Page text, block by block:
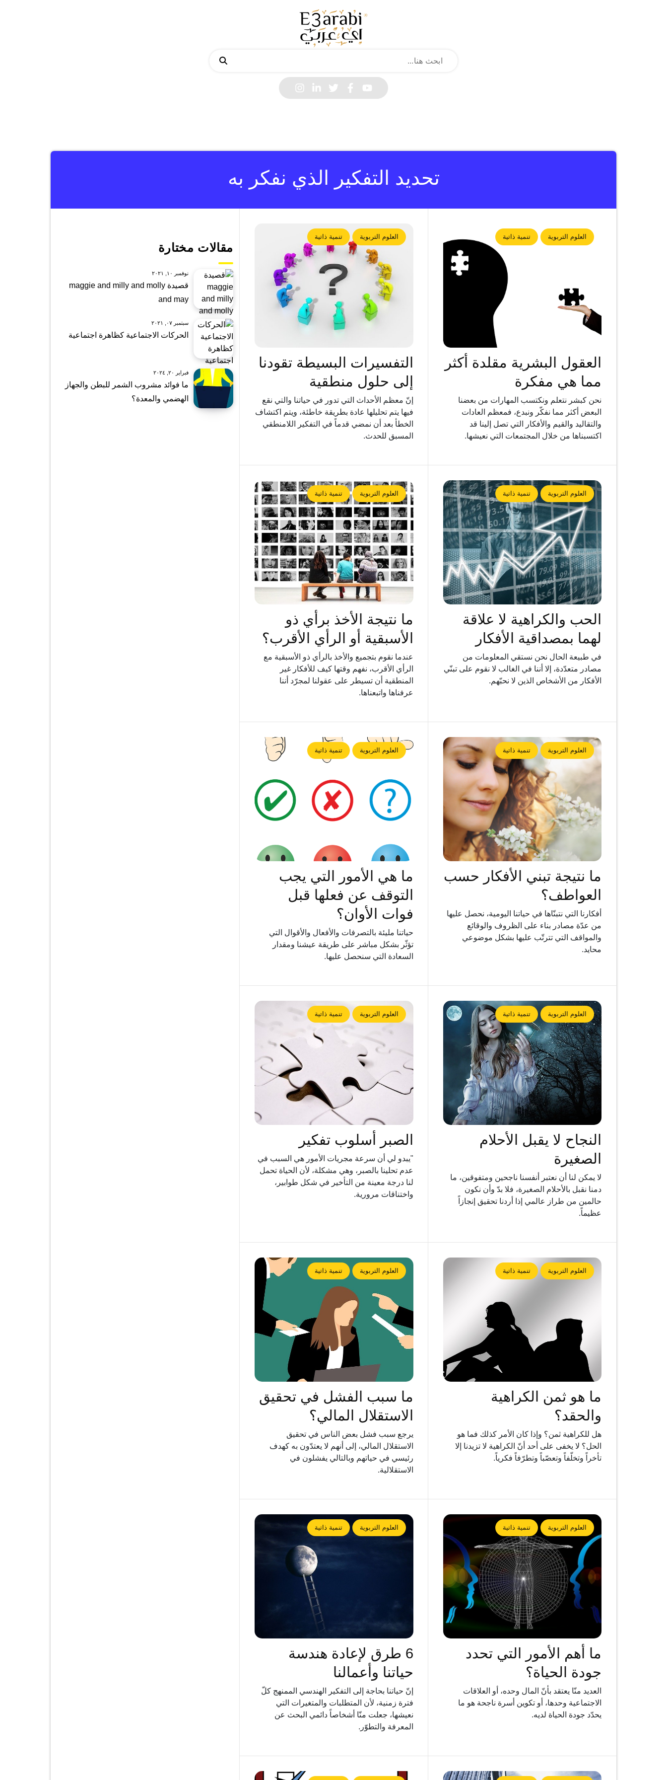
تحديد التفكير الذي نفكر به
العلوم التربوية تنمية ذاتية
العقول البشرية مقلدة أكثر
مما هي مفكرة
نحن كبشر نتعلم ونكتسب المهارات من بعضنا
البعض أكثر مما نفكّر ونبدع، فمعظم العادات
والتقاليد والقيم والأفكار التي تصل إلينا قد
اكتسبناها من خلال المجتمعات التي نعيشها.
العلوم التربوية تنمية ذاتية
التفسيرات البسيطة تقودنا
إلى حلول منطقية
إنّ معظم الأحداث التي تدور في حياتنا والتي نقع
فيها يتم تحليلها عادة بطريقة خاطئة، ويتم اكتشاف
الخطأ بعد أن نمضي قدماً في التفكير اللامنطقي
المسبق للحدث.
العلوم التربوية تنمية ذاتية
الحب والكراهية لا علاقة
لهما بمصداقية الأفكار
في طبيعة الحال نحن نستقي المعلومات من
مصادر متعدّدة، إلا أننا في الغالب لا نقوم على تبنّي
الأفكار من الأشخاص الذين لا نحبّهم.
العلوم التربوية تنمية ذاتية
ما نتيجة الأخذ برأي ذو
الأسبقية أو الرأي الأقرب؟
عندما نقوم بتجميع والأخذ بالرأي ذو الأسبقية مع
الرأي الأقرب، نفهم وقتها كيف للأفكار غير
المنطقية أن تسيطر على عقولنا لمجرّد أننا
عرفناها واتبعناها.
العلوم التربوية تنمية ذاتية
ما نتيجة تبني الأفكار حسب
العواطف؟
أفكارنا التي نتبنّاها في حياتنا اليومية، نحصل عليها
من عدّة مصادر بناء على الظروف والوقائع
والمواقف التي تترتّب عليها بشكل موضوعي
محايد.
العلوم التربوية تنمية ذاتية
ما هي الأمور التي يجب
التوقف عن فعلها قبل
فوات الأوان؟
حياتنا مليئة بالتصرفات والأفعال والأقوال التي
تؤثّر بشكل مباشر على طريقة عيشنا ومقدار
السعادة التي سنحصل عليها.
العلوم التربوية تنمية ذاتية
النجاح لا يقبل الأحلام
الصغيرة
لا يمكن لنا أن نعتبر أنفسنا ناجحين ومتفوقين، ما
دمنا نقبل بالأحلام الصغيرة، فلا بدّ وأن نكون
حالمين من طراز عالمي إذا أردنا تحقيق إنجازاً
عظيماً.
العلوم التربوية تنمية ذاتية
الصبر أسلوب تفكير
"يبدو لي أن سرعة مجريات الأمور هي السبب في
عدم تحلينا بالصبر، وهي مشكلة، ﻷن الحياة تحمل
لنا درجة معينة من التأخير في شكل طوابير،
واختناقات مرورية.
العلوم التربوية تنمية ذاتية
ما هو ثمن الكراهية
والحقد؟
هل للكراهية ثمن؟ وإذا كان الأمر كذلك فما هو
الحل؟ لا يخفى على أحد أنّ الكراهية لا تزيدنا إلا
تأخراً وتخلّفاً وتعصّباً وتطرّفاً فكرياً.
العلوم التربوية تنمية ذاتية
ما سبب الفشل في تحقيق
الاستقلال المالي؟
يرجع سبب فشل بعض الناس في تحقيق
الاستقلال المالي، إلى أنهم لا يعتدّون به كهدف
رئيسي في حياتهم وبالتالي يفشلون في
الاستقلالية.
العلوم التربوية تنمية ذاتية
ما أهم الأمور التي تحدد
جودة الحياة؟
العديد منّا يعتقد بأنّ المال وحده، أو العلاقات
الاجتماعية وحدها، أو تكوين أسرة ناجحة هو ما
يحدّد جودة الحياة لديه.
العلوم التربوية تنمية ذاتية
6 طرق ﻹعادة هندسة
حياتنا وأعمالنا
إنّ حياتنا بحاجة إلى التفكير الهندسي الممنهج كلّ
فترة زمنية، ﻷن المتطلبات والمتغيرات التي
نعيشها، جعلت منّا أشخاصاً دائمي البحث عن
المعرفة والتطوّر.
مقالات مختارة
نوفمبر ١٠, ٢٠٢١
قصيدة maggie and milly and molly
and may
سبتمبر ٠٧, ٢٠٢١
الحركات الاجتماعية كظاهرة اجتماعية
فبراير ٢٠, ٢٠٢٤
ما فوائد مشروب الشمر للبطن والجهاز
الهضمي والمعدة؟